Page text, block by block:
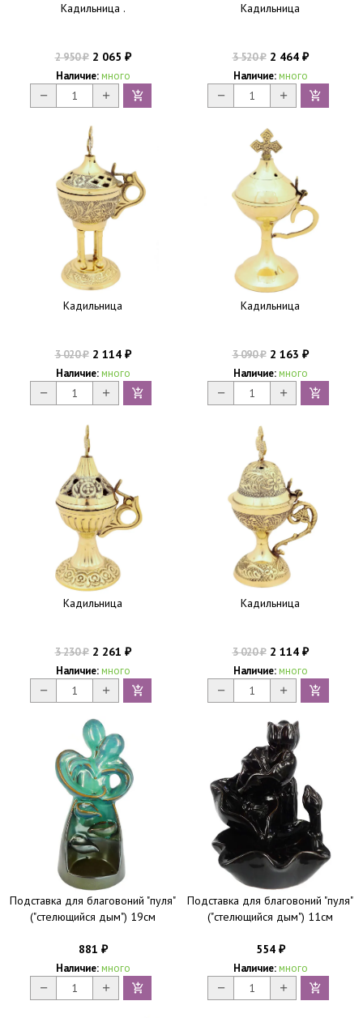
Кадильница .
2 950₽2 065 ₽
Наличие: много
Кадильница
3 520₽2 464 ₽
Наличие: много
Кадильница
3 020₽2 114 ₽
Наличие: много
Кадильница
3 090₽2 163 ₽
Наличие: много
Кадильница
3 230₽2 261 ₽
Наличие: много
Кадильница
3 020₽2 114 ₽
Наличие: много
Подставка для благовоний "пуля"
("стелющийся дым") 19см
881 ₽
Наличие: много
Подставка для благовоний "пуля"
("стелющийся дым") 11см
554 ₽
Наличие: много